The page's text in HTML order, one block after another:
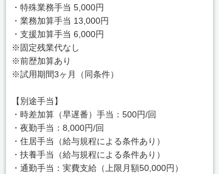
・特殊業務手当 5,000円
・業務加算手当 13,000円
・支援加算手当 6,000円
※固定残業代なし
※前歴加算あり
※試用期間3ヶ月（同条件）
【別途手当】
・時差加算（早遅番）手当：500円/回
・夜勤手当：8,000円/回
・住居手当（給与規程による条件あり）
・扶養手当（給与規程による条件あり）
・通勤手当：実費支給（上限月額50,000円）